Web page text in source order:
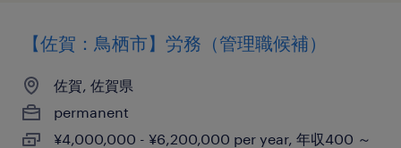
【佐賀：鳥栖市】労務（管理職候補）
佐賀, 佐賀県
permanent
¥4,000,000 - ¥6,200,000 per year, 年収400 ～